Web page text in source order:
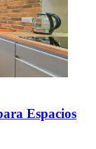
Espacios